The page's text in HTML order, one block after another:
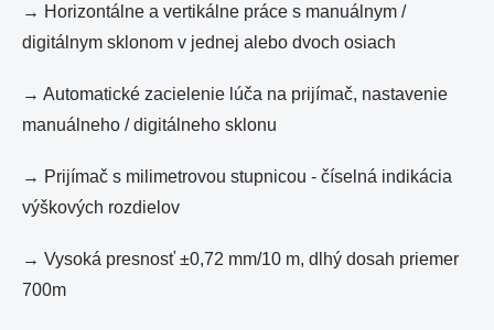
→ Horizontálne a vertikálne práce s manuálnym /
digitálnym sklonom v jednej alebo dvoch osiach
→ Automatické zacielenie lúča na prijímač, nastavenie
manuálneho / digitálneho sklonu
→ Prijímač s milimetrovou stupnicou - číselná indikácia
výškových rozdielov
→ Vysoká presnosť ±0,72 mm/10 m, dlhý dosah priemer
700m